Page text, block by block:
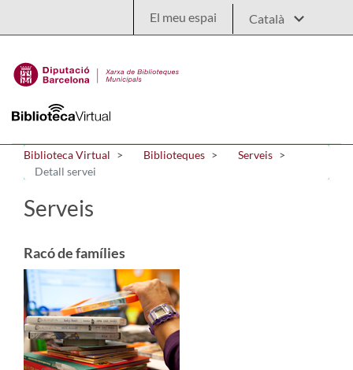
El meu espai
Biblioteca Virtual Biblioteques
Serveis
Detall servei
Serveis
Racó de famílies